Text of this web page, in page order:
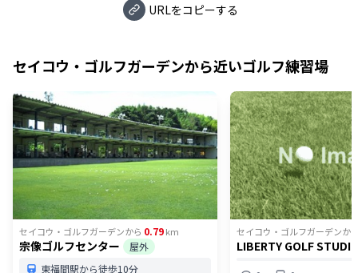
URLをコピーする
セイコウ・ゴルフガーデンから近いゴルフ練習場
セイコウ・ゴルフガーデンから 0.79km
宗像ゴルフセンター
屋外
東福間駅から徒歩10分
セイコウ・ゴルフガーデンか
LIBERTY GOLF